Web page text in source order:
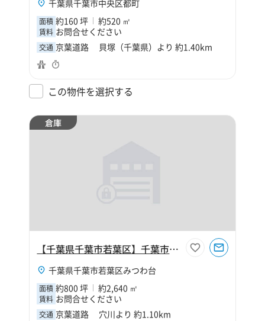
千葉県千葉市中央区都町
面積 約160 坪 約520 ㎡
賃料 お問合せください
交通 京葉道路 貝塚（千葉県）より 約1.40km
この物件を選択する
倉庫
【千葉県千葉市若葉区】千葉市若葉区みつわ台1丁目800坪倉庫
千葉県千葉市若葉区みつわ台
面積 約800 坪 約2,640 ㎡
賃料 お問合せください
交通 京葉道路 穴川より 約1.10km